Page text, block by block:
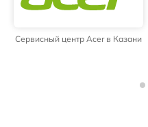
Сервисный центр Acer в Казани